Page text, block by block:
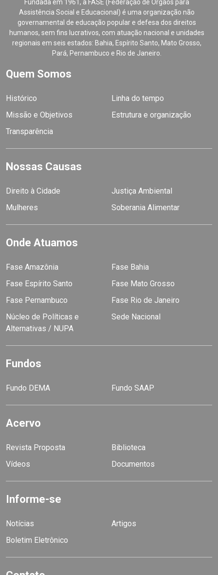
Fundada em 1961, a FASE (Federação de Órgãos para
Assistência Social e Educacional) é uma organização não
governamental de educação popular e defesa dos direitos
humanos, sem fins lucrativos, com atuação nacional e unidades
regionais em seis estados: Bahia, Espírito Santo, Mato Grosso,
Pará, Pernambuco e Rio de Janeiro.
Quem Somos
Histórico
Linha do tempo
Missão e Objetivos
Estrutura e organização
Transparência
Nossas Causas
Direito à Cidade
Justiça Ambiental
Mulheres
Soberania Alimentar
Onde Atuamos
Fase Amazônia
Fase Bahia
Fase Espírito Santo
Fase Mato Grosso
Fase Pernambuco
Fase Rio de Janeiro
Núcleo de Políticas e
Alternativas / NUPA
Sede Nacional
Fundos
Fundo DEMA Fundo SAAP
Acervo
Revista Proposta
Biblioteca
Vídeos
Documentos
Informe-se
Notícias
Artigos
Boletim Eletrônico